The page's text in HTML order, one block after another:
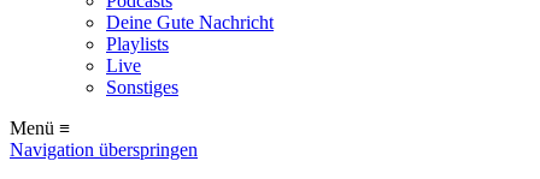
Deine Gute Nachricht
Playlists
Live
Sonstiges
Menü ≡
Navigation überspringen